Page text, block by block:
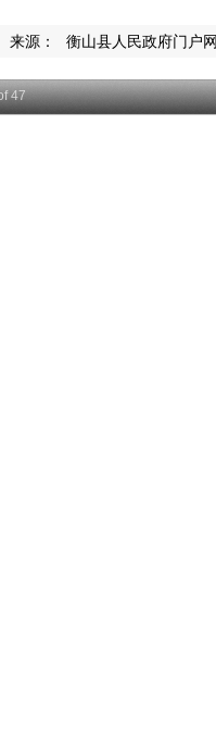
来源： 衡山县人民政府门户